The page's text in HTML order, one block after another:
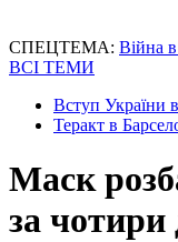
СПЕЦТЕМА: Війна в
ВСІ ТЕМИ
Вступ України
Теракт в
Маск
за чотири